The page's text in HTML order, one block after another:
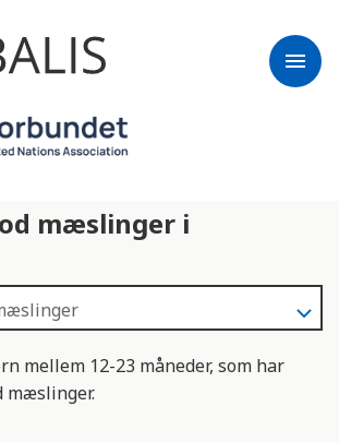
menu
mæslinger i
mellem 12-23 måneder, som har
mæslinger.